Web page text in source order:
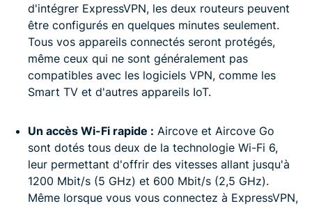
d'intégrer ExpressVPN, les deux routeurs peuvent
être configurés en quelques minutes seulement.
Tous vos appareils connectés seront protégés,
même ceux qui ne sont généralement pas
compatibles avec les logiciels VPN, comme les
Smart TV et d'autres appareils IoT.
Un accès Wi-Fi rapide : Aircove et Aircove Go
sont dotés tous deux de la technologie Wi-Fi 6,
leur permettant d'offrir des vitesses allant jusqu'à
1200 Mbit/s (5 GHz) et 600 Mbit/s (2,5 GHz).
Même lorsque vous vous connectez à ExpressVPN,